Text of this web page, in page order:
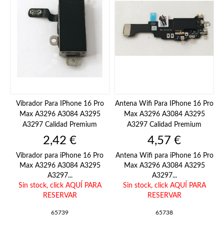
Vibrador Para IPhone 16 Pro
Max A3296 A3084 A3295
A3297 Calidad Premium
Precio
2,42 €
Vibrador para iPhone 16 Pro
Max A3296 A3084 A3295
A3297...
Sin stock, click AQUÍ PARA
RESERVAR
65739
Antena Wifi Para IPhone 16 Pro
Max A3296 A3084 A3295
A3297 Calidad Premium
Precio
4,57 €
Antena Wifi para iPhone 16 Pro
Max A3296 A3084 A3295
A3297...
Sin stock, click AQUÍ PARA
RESERVAR
65738